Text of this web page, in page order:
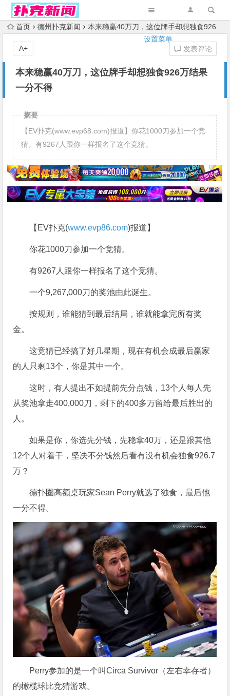
设置菜单
首页 德州扑克新闻 本来稳赢40万刀，这位牌手却想独食926万结果一分不得
本来稳赢40万刀，这位牌手却想独食926万结果
一分不得
发表评论
A+
摘要
【EV扑克(www.evp68.com)报道】你花1000刀参加一个竞
猜。有9267人跟你一样报名了这个竞猜。
【EV扑克(www.evp86.com)报道】
你花1000刀参加一个竞猜。
有9267人跟你一样报名了这个竞猜。
一个9,267,000刀的奖池由此诞生。
按规则，谁能猜到最后结局，谁就能拿完所有奖
金。
这竞猜已经搞了好几星期，现在有机会成最后赢家
的人只剩13个，你是其中一个。
这时，有人提出不如提前先分点钱，13个人每人先
从奖池拿走400,000刀，剩下的400多万留给最后胜出的
人。
如果是你，你选先分钱，先稳拿40万，还是跟其他
12个人对着干，坚决不分钱然后看有没有机会独食926.7
万？
德扑圈高额桌玩家Sean Perry就选了独食，最后他
一分不得。
Perry参加的是一个叫Circa Survivor（左右幸存者）
的橄榄球比竞猜游戏。